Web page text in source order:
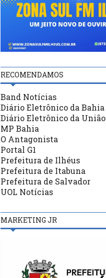
RECOMENDAMOS
Band Notícias
Diário Eletrônico da Bahia
Diário Eletrônico da União
MP Bahia
O Antagonista
Portal G1
Prefeitura de Ilhéus
Prefeitura de Itabuna
Prefeitura de Salvador
UOL Notícias
MARKETING JR